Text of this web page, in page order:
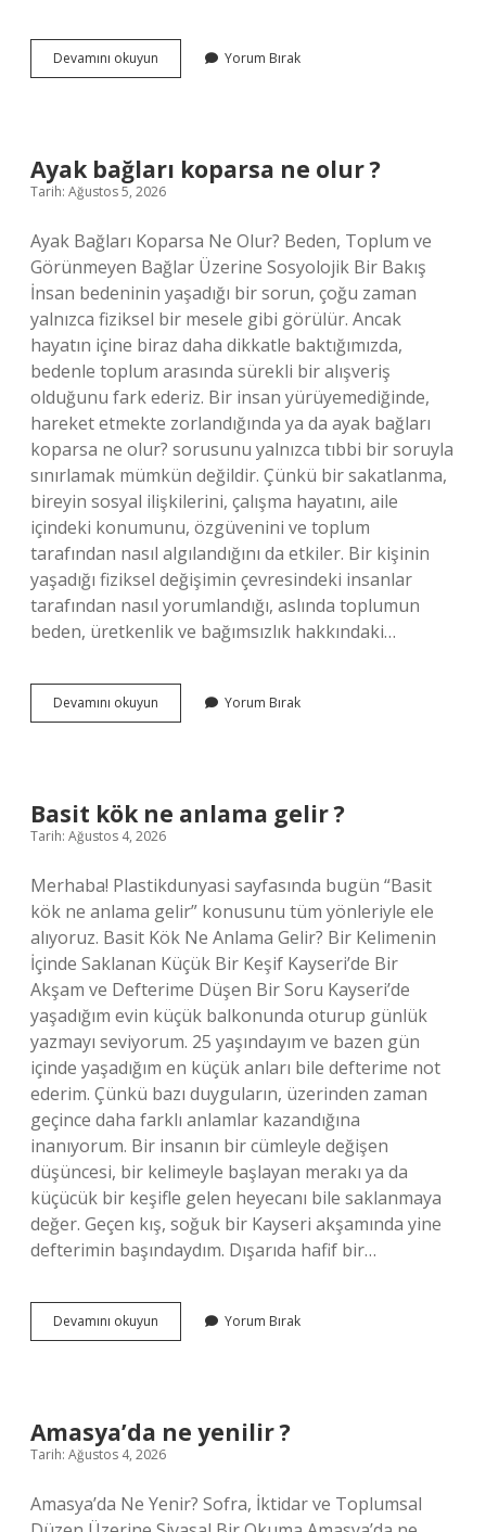
Devamını okuyun Kur’an’ın
3
Yorum Bırak
Ayak bağları koparsa ne olur ?
Tarih: Ağustos 5, 2026
Ayak Bağları Koparsa Ne Olur? Beden, Toplum ve
Görünmeyen Bağlar Üzerine Sosyolojik Bir Bakış
İnsan bedeninin yaşadığı bir sorun, çoğu zaman
yalnızca fiziksel bir mesele gibi görülür. Ancak
hayatın içine biraz daha dikkatle baktığımızda,
bedenle toplum arasında sürekli bir alışveriş
olduğunu fark ederiz. Bir insan yürüyemediğinde,
hareket etmekte zorlandığında ya da ayak bağları
koparsa ne olur? sorusunu yalnızca tıbbi bir soruyla
sınırlamak mümkün değildir. Çünkü bir sakatlanma,
bireyin sosyal ilişkilerini, çalışma hayatını, aile
içindeki konumunu, özgüvenini ve toplum
tarafından nasıl algılandığını da etkiler. Bir kişinin
yaşadığı fiziksel değişimin çevresindeki insanlar
tarafından nasıl yorumlandığı, aslında toplumun
beden, üretkenlik ve bağımsızlık hakkındaki…
Devamını okuyun
bağları
Yorum Bırak
Basit kök ne anlama gelir ?
Tarih: Ağustos 4, 2026
Merhaba! Plastikdunyasi sayfasında bugün “Basit
kök ne anlama gelir” konusunu tüm yönleriyle ele
alıyoruz. Basit Kök Ne Anlama Gelir? Bir Kelimenin
İçinde Saklanan Küçük Bir Keşif Kayseri’de Bir
Akşam ve Defterime Düşen Bir Soru Kayseri’de
yaşadığım evin küçük balkonunda oturup günlük
yazmayı seviyorum. 25 yaşındayım ve bazen gün
içinde yaşadığım en küçük anları bile defterime not
ederim. Çünkü bazı duyguların, üzerinden zaman
geçince daha farklı anlamlar kazandığına
inanıyorum. Bir insanın bir cümleyle değişen
düşüncesi, bir kelimeyle başlayan merakı ya da
küçücük bir keşifle gelen heyecanı bile saklanmaya
değer. Geçen kış, soğuk bir Kayseri akşamında yine
defterimin başındaydım. Dışarıda hafif bir…
Devamını okuyun
kök
Yorum Bırak
Amasya’da ne yenilir ?
Tarih: Ağustos 4, 2026
Amasya’da Ne Yenir? Sofra, İktidar ve Toplumsal